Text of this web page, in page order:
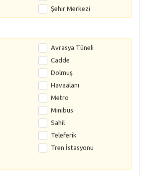
Şehir Merkezi
Avrasya Tüneli
Cadde
Dolmuş
Havaalanı
Metro
Minibüs
Sahil
Teleferik
Tren İstasyonu